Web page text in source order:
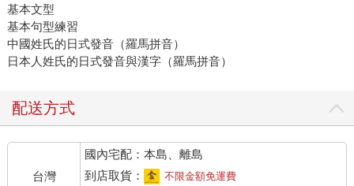
基本文型
基本句型練習
中國姓氏的日式發音（羅馬拼音）
日本人姓氏的日式發音與漢字（羅馬拼音）
配送方式
台灣
國內宅配：本島、離島
到店取貨：
不限金額免運費